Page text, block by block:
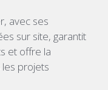
avec ses
sur site, garantit
et offre la
les projets